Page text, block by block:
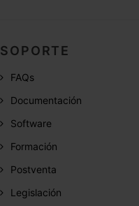
SOPORTE
FAQs
Documentación
Software
Formación
Postventa
Legislación